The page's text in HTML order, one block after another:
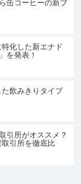
化した新エナド
を発表！
飲みきりタイプ
引所がオススメ？
引所を徹底比